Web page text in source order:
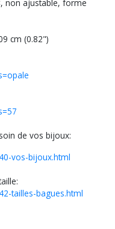
non ajustable, forme
cm (0.82")
de vos bijoux:
vos-bijoux.html
tailles-bagues.html